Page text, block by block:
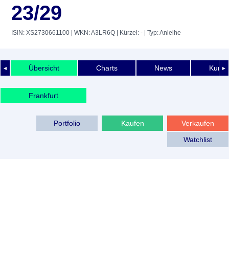
23/29
ISIN: XS2730661100 | WKN: A3LR6Q | Kürzel: - | Typ: Anleihe
◄ ►
Übersicht Charts News
Frankfurt
Verkaufen
Kaufen
Portfolio
Watchlist